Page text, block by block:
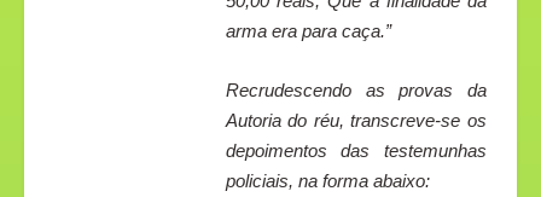
arma era para caça.”
Recrudescendo as provas da
Autoria do réu, transcreve-se os
depoimentos das testemunhas
policiais, na forma abaixo: